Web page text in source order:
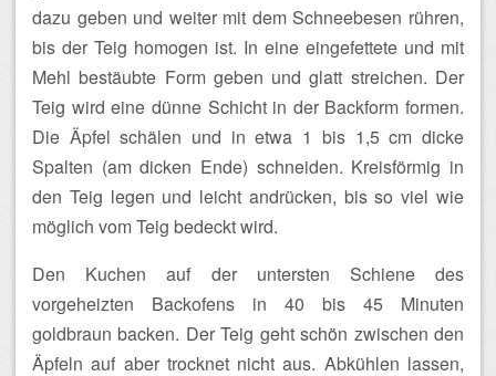
dazu geben und weiter mit dem Schneebesen rühren,
bis der Teig homogen ist. In eine eingefettete und mit
Mehl bestäubte Form geben und glatt streichen. Der
Teig wird eine dünne Schicht in der Backform formen.
Die Äpfel schälen und in etwa 1 bis 1,5 cm dicke
Spalten (am dicken Ende) schneiden. Kreisförmig in
den Teig legen und leicht andrücken, bis so viel wie
möglich vom Teig bedeckt wird.
Den Kuchen auf der untersten Schiene des
vorgeheizten Backofens in 40 bis 45 Minuten
goldbraun backen. Der Teig geht schön zwischen den
Äpfeln auf aber trocknet nicht aus. Abkühlen lassen,